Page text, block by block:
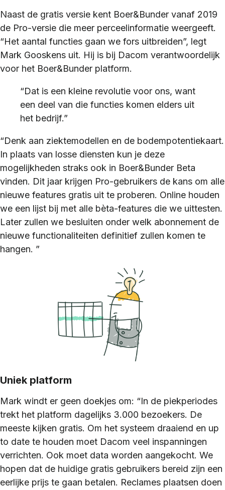
Naast de gratis versie kent Boer&Bunder vanaf 2019
de Pro-versie die meer perceelinformatie weergeeft.
“Het aantal functies gaan we fors uitbreiden”, legt
Mark Gooskens uit. Hij is bij Dacom verantwoordelijk
voor het Boer&Bunder platform.
“Dat is een kleine revolutie voor ons, want
een deel van die functies komen elders uit
het bedrijf.”
“Denk aan ziektemodellen en de bodempotentiekaart.
In plaats van losse diensten kun je deze
mogelijkheden straks ook in Boer&Bunder Beta
vinden. Dit jaar krijgen Pro-gebruikers de kans om alle
nieuwe features gratis uit te proberen. Online houden
we een lijst bij met alle bèta-features die we uittesten.
Later zullen we besluiten onder welk abonnement de
nieuwe functionaliteiten definitief zullen komen te
hangen. ”
Uniek platform
Mark windt er geen doekjes om: “In de piekperiodes
trekt het platform dagelijks 3.000 bezoekers. De
meeste kijken gratis. Om het systeem draaiend en up
to date te houden moet Dacom veel inspanningen
verrichten. Ook moet data worden aangekocht. We
hopen dat de huidige gratis gebruikers bereid zijn een
eerlijke prijs te gaan betalen. Reclames plaatsen doen